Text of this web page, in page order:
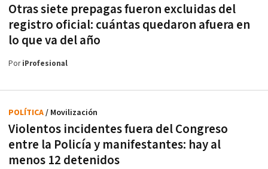
Otras siete prepagas fueron excluidas del
registro oficial: cuántas quedaron afuera en
lo que va del año
PoriProfesional
Violentos incidentes fuera del Congreso
entre la Policía y manifestantes: hay al
menos 12 detenidos
POLÍTICA/ Movilización